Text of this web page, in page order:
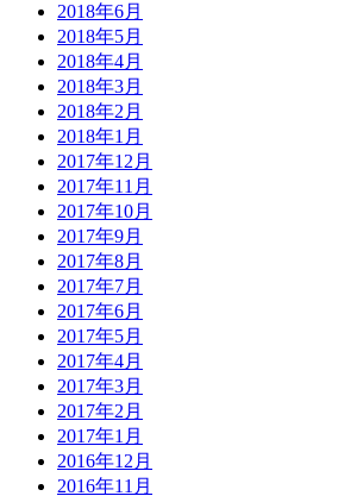
2018年6月
2018年5月
2018年4月
2018年3月
2018年2月
2018年1月
2017年12月
2017年11月
2017年10月
2017年9月
2017年8月
2017年7月
2017年6月
2017年5月
2017年4月
2017年3月
2017年2月
2017年1月
2016年12月
2016年11月